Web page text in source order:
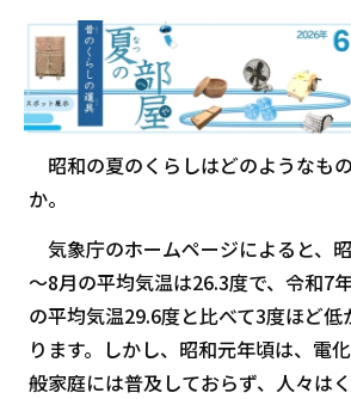
昭和の夏のくらしはどのようなも
か。
気象庁のホームページによると、
～8月の平均気温は26.3度で、令和7
の平均気温29.6度と比べて3度ほど
ります。しかし、昭和元年頃は、電
般家庭には普及しておらず、人々は